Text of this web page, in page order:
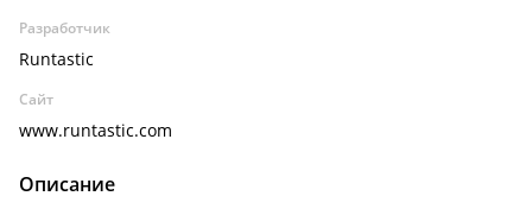
Разработчик
Runtastic
Сайт
www.runtastic.com
Описание